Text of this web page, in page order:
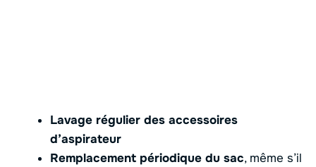
Lavage régulier des accessoires
d’aspirateur
Remplacement périodique du sac, même s’il